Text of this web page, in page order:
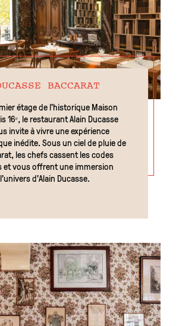
BACCARAT
étage de l’historique Maison
16ᵉ, le restaurant Alain Ducasse
invite à vivre une expérience
inédite. Sous un ciel de pluie de
les chefs cassent les codes
et vous offrent une immersion
d’Alain Ducasse.